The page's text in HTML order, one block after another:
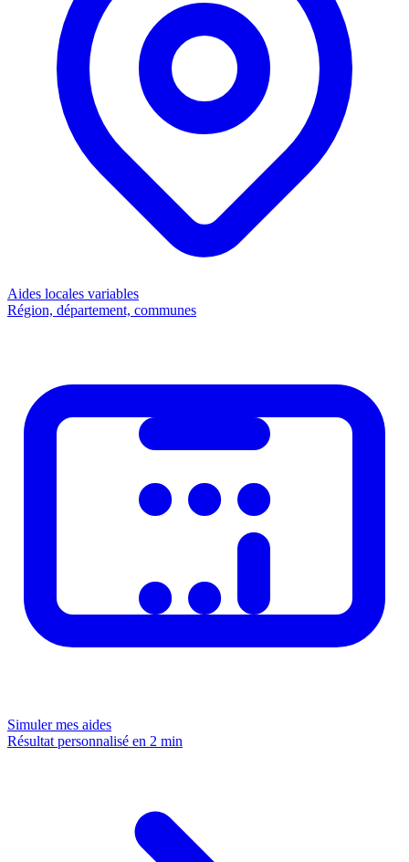
Aides locales variables
Région, département, communes
Simuler mes aides
Résultat personnalisé en 2 min